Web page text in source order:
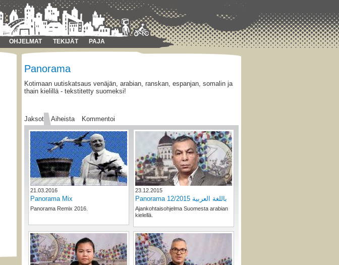
OHJELMAT TEKIJÄT PAJA
Panorama
Kotimaan uutiskatsaus venäjän, arabian, ranskan, espanjan, somalin ja
thain kielillä - tekstitetty suomeksi!
Jaksot Aiheista Kommentoi
21.03.2016
Panorama Mix
Panorama Remix 2016.
23.12.2015
Panorama 12/2015 باللغة العربية
Ajankohtaisohjelma Suomesta arabian
kielellä.